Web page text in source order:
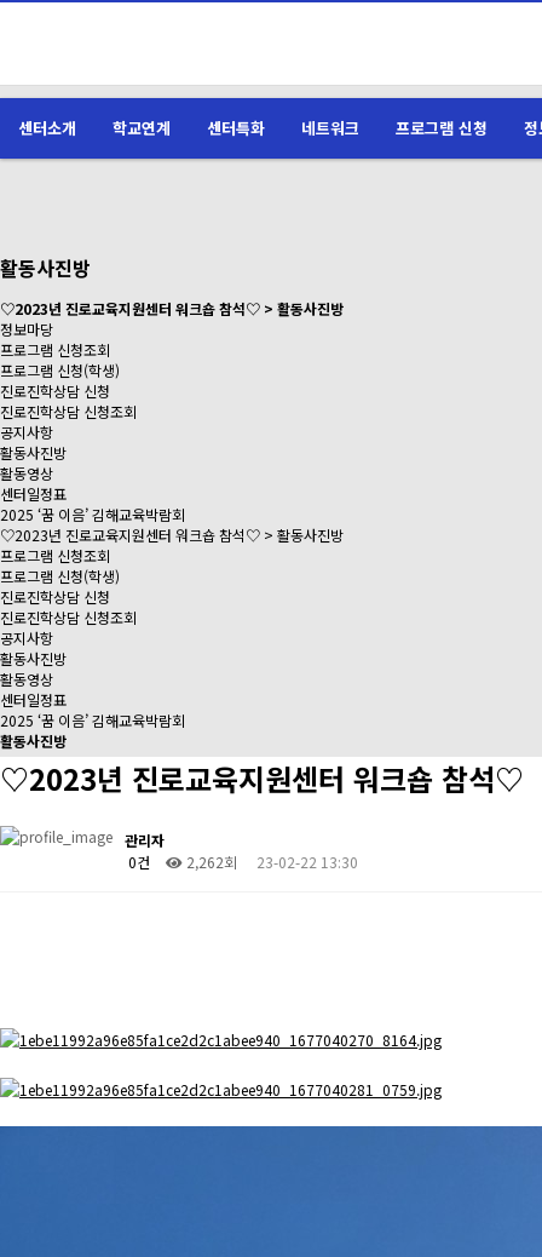
센터소개 학교연계 센터특화 네트워크 프로그램 신청
활동사진방
♡2023년 진로교육지원센터 워크숍 참석♡ > 활동사진방
정보마당
프로그램 신청조회
프로그램 신청(학생)
진로진학상담 신청
진로진학상담 신청조회
공지사항
활동사진방
활동영상
센터일정표
2025 ‘꿈 이음’ 김해교육박람회
♡2023년 진로교육지원센터 워크숍 참석♡ > 활동사진방
프로그램 신청조회
프로그램 신청(학생)
진로진학상담 신청
진로진학상담 신청조회
공지사항
활동사진방
활동영상
센터일정표
2025 ‘꿈 이음’ 김해교육박람회
활동사진방
♡2023년 진로교육지원센터 워크숍 참석♡
관리자
0건
2,262회 23-02-22 13:30